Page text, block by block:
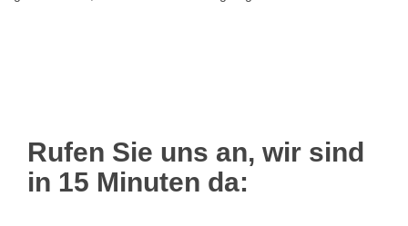
Rufen Sie uns an, wir sind
in 15 Minuten da: